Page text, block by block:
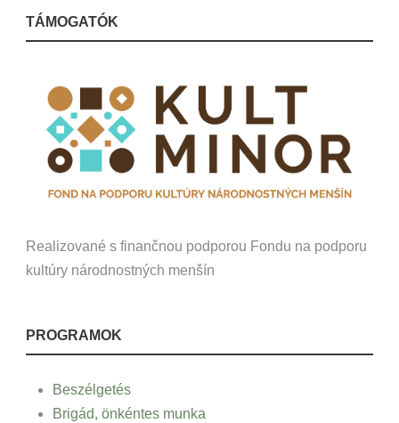
TÁMOGATÓK
Realizované s finančnou podporou Fondu na podporu
kultúry národnostných menšín
PROGRAMOK
Beszélgetés
Brigád, önkéntes munka